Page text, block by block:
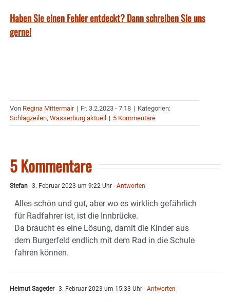
Haben Sie einen Fehler entdeckt? Dann schreiben Sie uns
gerne!
Von Regina Mittermair | Fr. 3.2.2023 - 7:18 | Kategorien:
Schlagzeilen, Wasserburg aktuell | 5 Kommentare
5 Kommentare
Stefan 3. Februar 2023 um 9:22 Uhr - Antworten
Alles schön und gut, aber wo es wirklich gefährlich
für Radfahrer ist, ist die Innbrücke.
Da braucht es eine Lösung, damit die Kinder aus
dem Burgerfeld endlich mit dem Rad in die Schule
fahren können.
Helmut Sageder 3. Februar 2023 um 15:33 Uhr - Antworten